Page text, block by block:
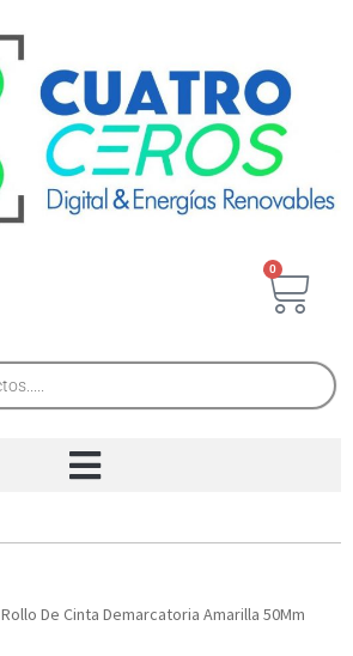
0
Rollo De Cinta Demarcatoria Amarilla 50Mm